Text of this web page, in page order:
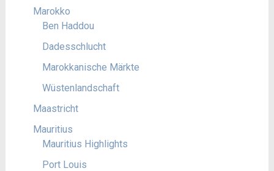
Marokko
Ben Haddou
Dadesschlucht
Marokkanische Märkte
Wüstenlandschaft
Maastricht
Mauritius
Mauritius Highlights
Port Louis